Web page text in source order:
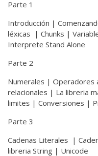
Parte 1
Introducción |
léxicas | Chunks |
Interprete Stand Alone
Parte 2
Numerales |
relacionales | La libreria
limites | Conversiones |
Parte 3
Cadenas Literales |
libreria String | Unicode